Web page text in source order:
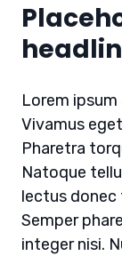
Lorem
Vivamus
Pharetra
Natoque
lectus donec
Semper
integer nisi.